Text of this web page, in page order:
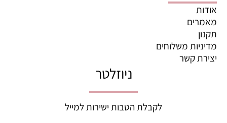
אודות
מאמרים
תקנון
מדיניות משלוחים
יצירת קשר
ניוזלטר
לקבלת הטבות ישירות למייל